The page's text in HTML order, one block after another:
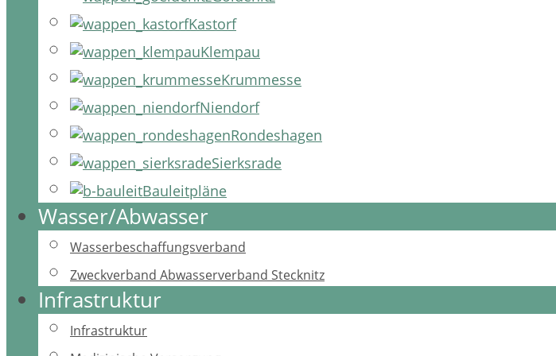
Kastorf
Klempau
Krummesse
Niendorf
Rondeshagen
Sierksrade
Bauleitpläne
Wasser/Abwasser
Wasserbeschaffungsverband
Zweckverband Abwasserverband Stecknitz
Infrastruktur
Infrastruktur